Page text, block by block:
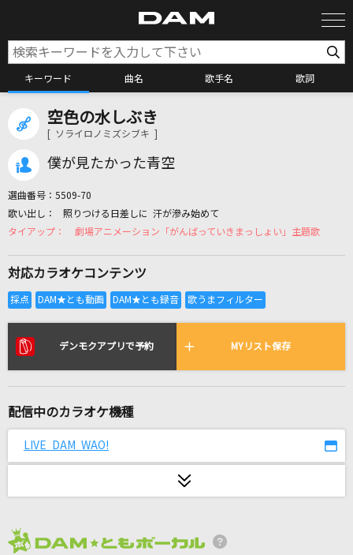
キーワード 曲名 歌手名 歌詞
カラオケ検索
カラオケリクエスト
リアルタイムで歌われている曲の一覧
五月は花緑青の窓辺から
[良音]硝子の少年
KinKi Kids
寒い夜だから…
空色の水しぶき
[ ソライロノミズシブキ ]
僕が見たかった青空
選曲番号： 5509-70
照りつける日差しに 汗が滲み始めて
劇場アニメーション「がんばっていきまっしょい」主題歌
対応カラオケコンテンツ
デンモクアプリで予約 MYリスト保存
配信中のカラオケ機種
LIVE DAM WAO!